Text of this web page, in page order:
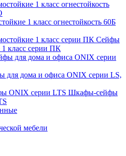
1 класс огнестойкость 60Б
Сейфы
1 класс серии ПК
дома и офиса ONIX серии LS,
Шкафы-сейфы
мебели